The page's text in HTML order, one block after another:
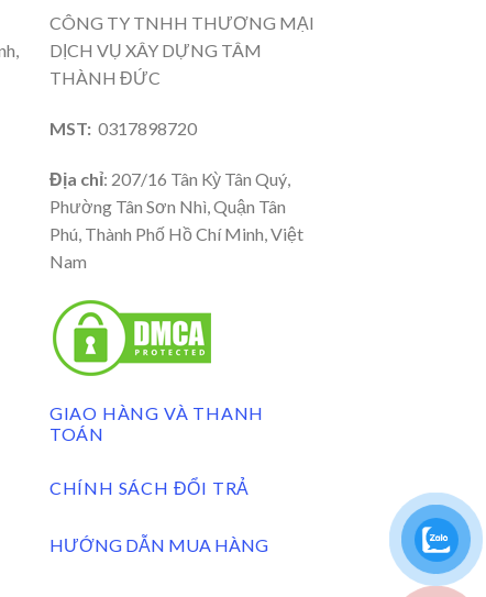
CÔNG TY TNHH THƯƠNG MẠI
DỊCH VỤ XÂY DỰNG TÂM
THÀNH ĐỨC
MST: 0317898720
Địa chỉ: 207/16 Tân Kỳ Tân Quý,
Phường Tân Sơn Nhì, Quận Tân
Phú, Thành Phố Hồ Chí Minh, Việt
Nam
GIAO HÀNG VÀ THANH
TOÁN
CHÍNH SÁCH ĐỔI TRẢ
HƯỚNG DẪN MUA HÀNG